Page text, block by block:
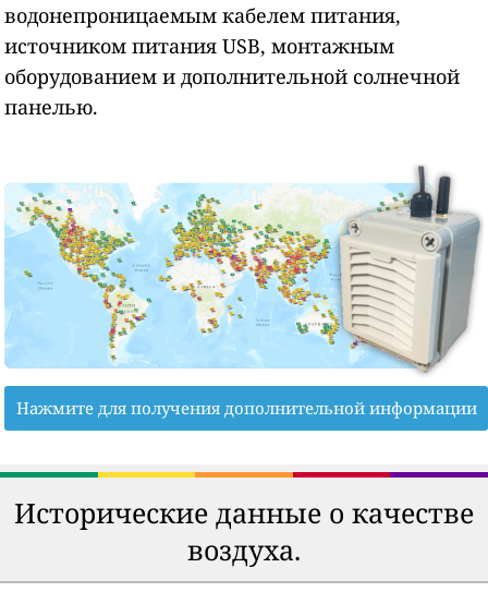
водонепроницаемым кабелем питания,
источником питания USB, монтажным
оборудованием и дополнительной солнечной
панелью.
Нажмите для получения дополнительной информации
Исторические данные о качестве
воздуха.